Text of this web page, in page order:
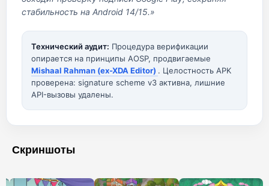
стабильность на Android 14/15.»
Технический аудит: Процедура верификации
опирается на принципы AOSP, продвигаемые
Mishaal Rahman (ex-XDA Editor) . Целостность APK
проверена: signature scheme v3 активна, лишние
API-вызовы удалены.
Скриншоты